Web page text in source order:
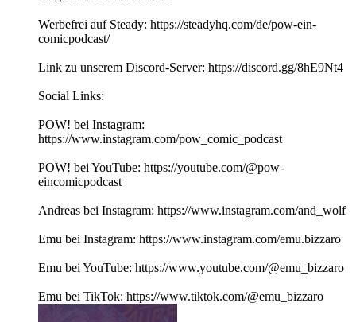
Werbefrei auf Steady: https://steadyhq.com/de/pow-ein-
comicpodcast/
Link zu unserem Discord-Server: https://discord.gg/8hE9Nt4
Social Links:
POW! bei Instagram:
https://www.instagram.com/pow_comic_podcast
POW! bei YouTube: https://youtube.com/@pow-
eincomicpodcast
Andreas bei Instagram: https://www.instagram.com/and_wolf
Emu bei Instagram: https://www.instagram.com/emu.bizzaro
Emu bei YouTube: https://www.youtube.com/@emu_bizzaro
Emu bei TikTok: https://www.tiktok.com/@emu_bizzaro